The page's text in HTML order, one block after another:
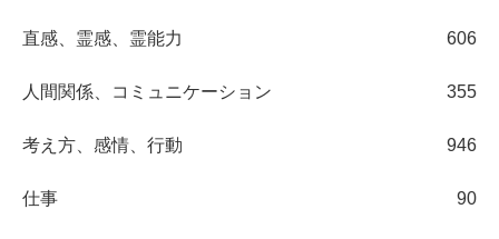
直感、霊感、霊能力 606
人間関係、コミュニケーション 355
考え方、感情、行動 946
仕事 90